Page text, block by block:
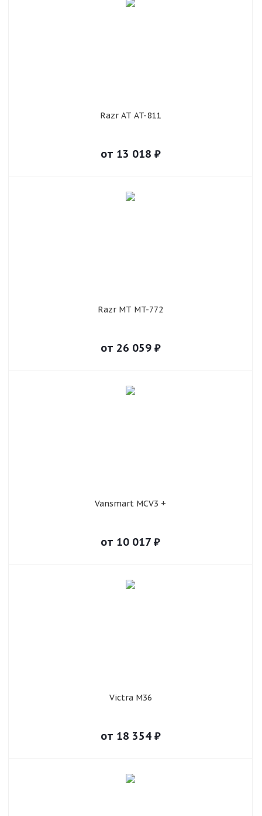
Razr AT AT-811
от 13 018 ₽
Razr MT MT-772
от 26 059₽
Vansmart MCV3 +
от 10 017 ₽
Victra M36
от 18 354₽